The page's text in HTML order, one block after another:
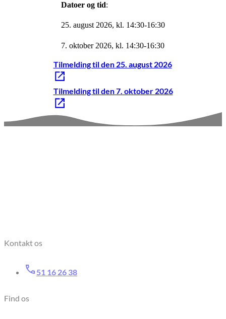
Datoer og tid:
25. august 2026, kl. 14:30-16:30
7. oktober 2026, kl. 14:30-16:30
Tilmelding til den 25. august 2026
Tilmelding til den 7. oktober 2026
Kontakt os
51 16 26 38
Find os